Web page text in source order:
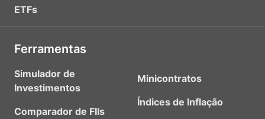
ETFs
Ferramentas
Simulador de
Investimentos
Comparador de FIIs
Minicontratos
Índices de Inflação